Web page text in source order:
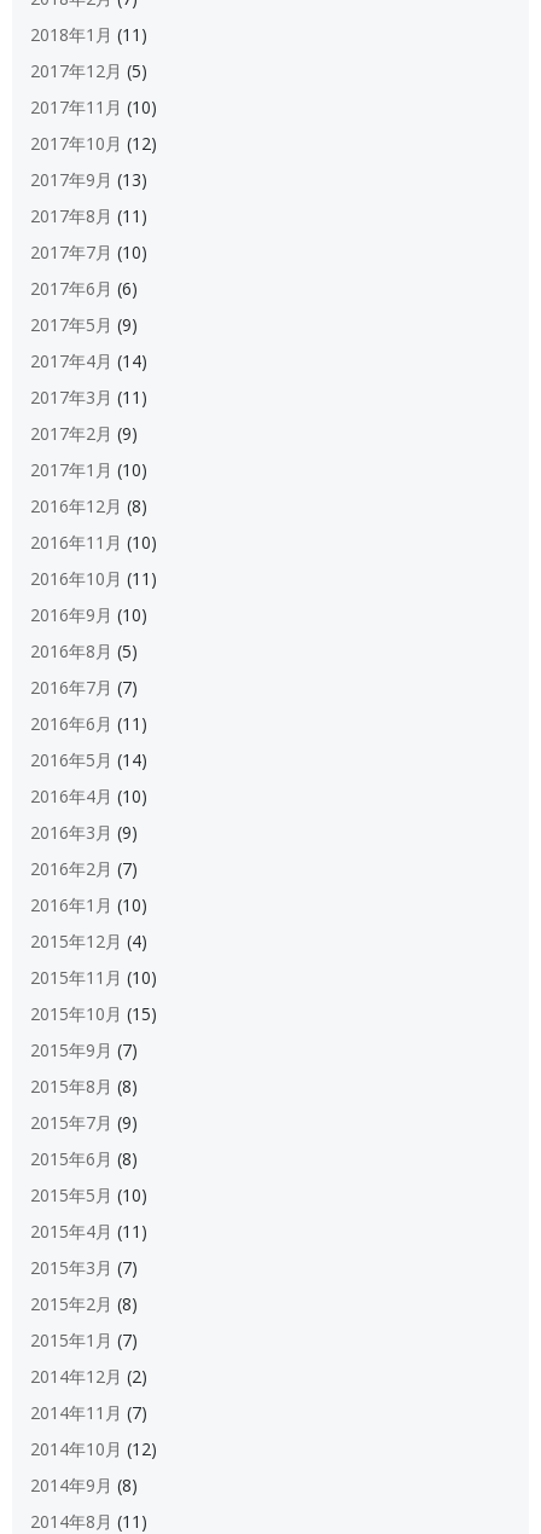
2018年1月 (11)
2017年12月 (5)
2017年11月 (10)
2017年10月 (12)
2017年9月 (13)
2017年8月 (11)
2017年7月 (10)
2017年6月 (6)
2017年5月 (9)
2017年4月 (14)
2017年3月 (11)
2017年2月 (9)
2017年1月 (10)
2016年12月 (8)
2016年11月 (10)
2016年10月 (11)
2016年9月 (10)
2016年8月 (5)
2016年7月 (7)
2016年6月 (11)
2016年5月 (14)
2016年4月 (10)
2016年3月 (9)
2016年2月 (7)
2016年1月 (10)
2015年12月 (4)
2015年11月 (10)
2015年10月 (15)
2015年9月 (7)
2015年8月 (8)
2015年7月 (9)
2015年6月 (8)
2015年5月 (10)
2015年4月 (11)
2015年3月 (7)
2015年2月 (8)
2015年1月 (7)
2014年12月 (2)
2014年11月 (7)
2014年10月 (12)
2014年9月 (8)
2014年8月 (11)